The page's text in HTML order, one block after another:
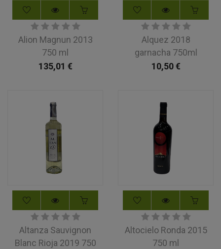
Alion Magnun 2013
750 ml
135,01 €
Alquez 2018
garnacha 750ml
10,50€
Altanza Sauvignon
Blanc Rioja 2019 750
Altocielo Ronda 2015
750 ml